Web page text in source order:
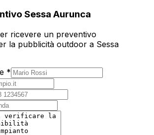
Sessa Aurunca
ricevere un preventivo
la pubblicità outdoor a Sessa
*